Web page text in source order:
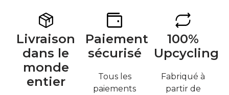
Livraison
dans le
monde
entier
Paiement
sécurisé
Tous les
paiements
100%
Upcycling
Fabriqué à
partir de